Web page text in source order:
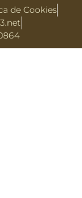
de Cookies